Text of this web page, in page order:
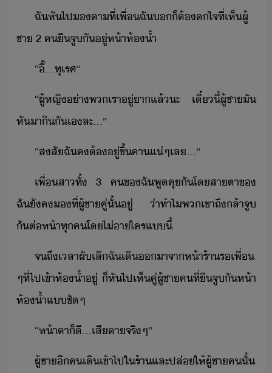
ฉั​หัไป​ตา​ที่​เพื่​ฉั​​็​ต้​ตใจ​ที่​เห็​ผู้
ชา​ ​2​ ​ค​ื​จู​ั​ู่​ห้า​ห้้ำ​
“​ี๊​...​ทุเรศ​”
“​ผู้หญิ​่า​พเรา​ู่​า​แล้​ะ​ ​เี๋ี้​ผู้ชา​ั​
หัา​ิั​เ​ละ​...​”
“​สสั​ฉั​ค​ต้​ู่​ขึ้คา​แ่ๆ​เล​...​”
เพื่​สา​ทั้​ ​3​ ​ค​ข​ฉั​พูคุ​ั​โ​สาตา​ข​
ฉั​ัค​​ที่​ผู้ชา​คู่​ั้​ู่​ ​่า​ทำไ​พเขา​ถึ​ล้า​จู​
ัต​่​ห้า​ทุค​โ​ไ่า​ใคร​แี้​
จถึ​เลา​ผั​เลิ​ฉั​เิ​า​จา​ห้า​ร้า​ร​เพื่​
ๆ​ที่​ไป​เข้า​ห้้ำ​ู่​ ​็​หัไป​เห็​คู่​ผู้ชา​คที​่​ื​จู​ั​ห้า​
ห้้ำ​แ​ชัๆ​
“​ห้าตา​็ี​...​เสีา​จริๆ​”
ผู้ชา​ี​ค​เิ​เข้าไป​ใ​ร้า​และ​ปล่​ให้​ผู้ชา​ค​ั้​